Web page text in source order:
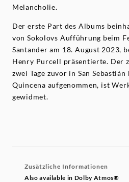
Melancholie.
Der erste Part des Albums
von Sokolovs Aufführung beim
Santander am 18. August 2023,
Henry Purcell präsentierte. Der
zwei Tage zuvor in San
Quincena aufgenommen, ist
gewidmet.
Zusätzliche Informationen
Also available in Dolby Atmos®